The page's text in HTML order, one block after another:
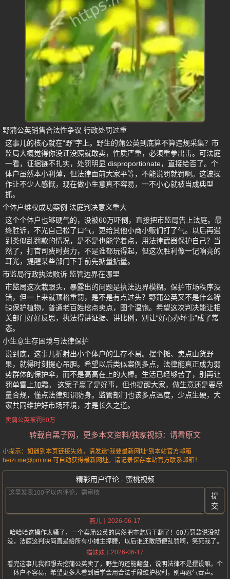
野蒲公英销售合法性争议 行政处罚过重
这事儿的核心就在“野”字上。野生的蒲公英到底算不算违规采集？市
监局大概觉得你没证没照就敢卖，性质严重，必须重拳出击。可法庭
一看，证据链不扎实，处罚明显 disproportionate，直接给否了。个
体户虽然本小利薄，但法律面前大家平等，不能说罚就罚啊。这波操
作让不少人感慨，现在做小生意真不容易，一不小心就被当成典型
抓。
个体户维权成功案例 法庭判决意义重大
这个个体户也够硬气的，没被60万吓倒，直接把市监局告上法庭。最
终胜诉，不光自己松了口气，更给其他小商小贩们打了气。以后再遇
到类似乱罚款的情况，是不是也能学着点，用法律武器保护自己？当
然了，打官司费时费力，不是谁都玩得起，但这次胜利像一记响亮的
耳光，提醒某些部门下手前先掂量掂量。
市监局行政执法败诉 监管边界在哪里
市监局这次栽跟头，暴露出的问题是执法边界模糊。保护市场秩序没
错，但一上来就顶格重罚，是不是有点过头？野蒲公英又不是什么稀
缺保护植物，普通老百姓挖点卖点，图个温饱。希望这次判决能让相
关部门好好反思，执法得讲证据、讲比例，别让“好心办坏事”成了常
态。
小生意生存困境与法律保护
说到底，这事儿折射出小个体户的生存不易。摆个摊、卖点山货野
果，就得时刻提心吊胆。希望以后类似案例多点，法律能真正成为弱
势群体的保护伞，而不是高高在上的大棒。生活已经够苦了，别再让
罚单雪上加霜。 这案子赢了是好事，但也提醒大家，做生意还是要尽
量合规，懂点法律知识防身。监管部门也该多点温度，少点生硬，大
家共同维护好市场环境，才是长久之道。
卖蒲公英被罚60万
转载自黑子网，更多本文资料/独家视频：请看原文
小提示：如遇到本页链接失效，请发送“我要最新网址”到本站官方邮箱
heizi.me@pm.me 可自动获得最新网址。请记录保存本站官方联系邮箱！
精彩用户评论 - 蜜桃视频
提
交
燕儿
2026-06-17
哈哈哈这操作太骚了，一个卖蒲公英的居然把市监局干翻了！60万罚款说没就
没，法庭这判决简直是给所有小摊主撑腰，以后谁还敢随便乱罚啊，笑死我了。
猫妹妹
2026-06-17
看完这事儿我都想去挖蒲公英卖了，野生的还能翻盘，说明法律不是摆设嘛。个
体户不容易，希望更多人看到后学会用合法手段维护权利，别再忍气吞声。